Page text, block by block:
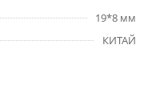
19*8 мм
КИТАЙ